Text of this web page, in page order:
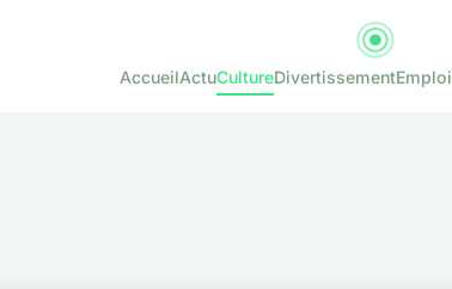
AccueilActuCultureDivertissementEmploi